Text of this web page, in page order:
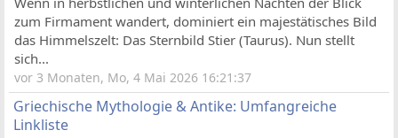
zum Firmament wandert, dominiert ein majestätisches Bild
das Himmelszelt: Das Sternbild Stier (Taurus). Nun stellt
sich...
vor 3 Monaten, Mo, 4 Mai 2026 16:21:37
Griechische Mythologie & Antike: Umfangreiche
Linkliste